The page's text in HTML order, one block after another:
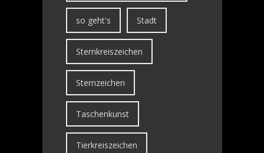
so geht's Stadt
Sternkreiszeichen
Sternzeichen
Taschenkunst
Tierkreiszeichen